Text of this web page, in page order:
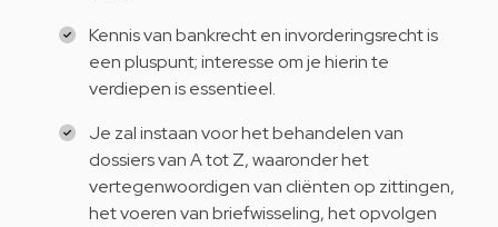
Kennis van bankrecht en invorderingsrecht is
een pluspunt; interesse om je hierin te
verdiepen is essentieel.
Je zal instaan voor het behandelen van
dossiers van A tot Z, waaronder het
vertegenwoordigen van cliënten op zittingen,
het voeren van briefwisseling, het opvolgen